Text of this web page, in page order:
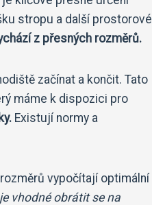
stropu a další prostorové
z přesných rozměrů.
začínat a končit. Tato
máme k dispozici pro
Existují normy a
vypočítají optimální
vhodné obrátit se na